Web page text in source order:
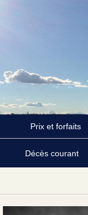
Prix et forfaits
Décès courant